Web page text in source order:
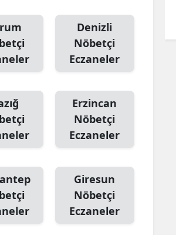
Rize
Sakarya
Samsun
Sivas
Tokat
Trabzon
Denizli
Nöbetçi
Eczaneler
Erzincan
Nöbetçi
Eczaneler
Giresun
Nöbetçi
Eczaneler